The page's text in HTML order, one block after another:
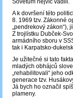
Sovětům nejvíc vadili.
A k dovršení této
8. 1969 tzv. Zákonné
„pendrekový zákon“),
Z trojlístku Dubček-
armádního sboru v
tak i Karpatsko-
Je užitečné si tato
mladých obhájců
„rehabilitovali“ jeho
generace tzv.
Já bych ho označil
plameny.